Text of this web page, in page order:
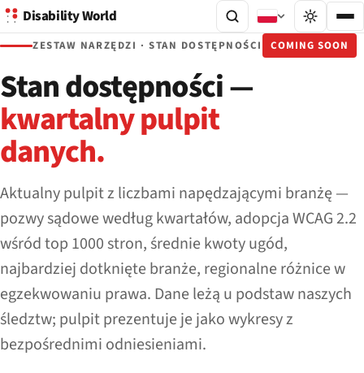
Disability World
ZESTAW NARZĘDZI · STAN DOSTĘPNOŚCI COMING SOON
Stan dostępności —
kwartalny pulpit
danych.
Aktualny pulpit z liczbami napędzającymi branżę —
pozwy sądowe według kwartałów, adopcja WCAG 2.2
wśród top 1000 stron, średnie kwoty ugód,
najbardziej dotknięte branże, regionalne różnice w
egzekwowaniu prawa. Dane leżą u podstaw naszych
śledztw; pulpit prezentuje je jako wykresy z
bezpośrednimi odniesieniami.